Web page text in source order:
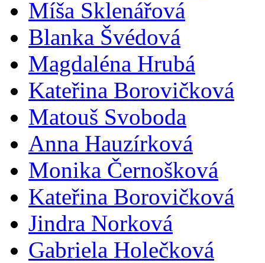
Míša Sklenářová
Blanka Švédová
Magdaléna Hrubá
Kateřina Borovičková
Matouš Svoboda
Anna Hauzírková
Monika Černošková
Kateřina Borovičková
Jindra Norková
Gabriela Holečková